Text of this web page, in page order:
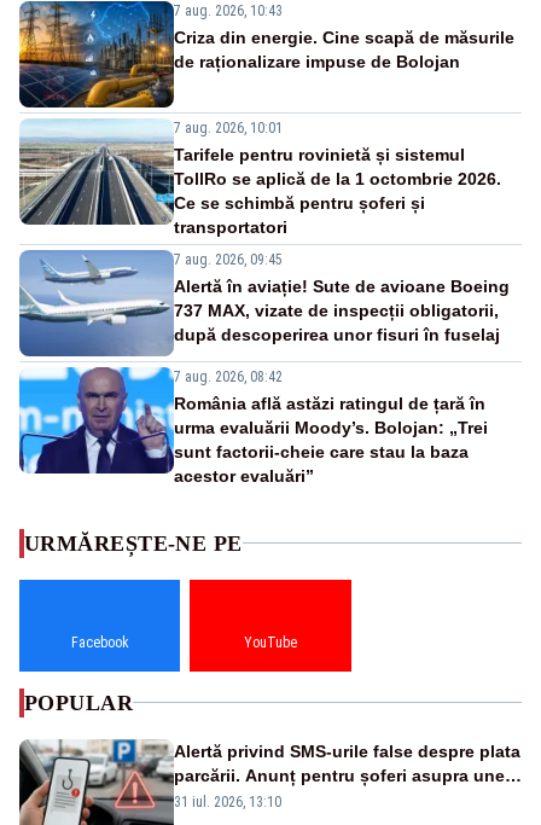
7 aug. 2026, 10:43
Criza din energie. Cine scapă de măsurile
de raționalizare impuse de Bolojan
7 aug. 2026, 10:01
Tarifele pentru rovinietă și sistemul
TollRo se aplică de la 1 octombrie 2026.
Ce se schimbă pentru șoferi și
transportatori
7 aug. 2026, 09:45
Alertă în aviație! Sute de avioane Boeing
737 MAX, vizate de inspecții obligatorii,
după descoperirea unor fisuri în fuselaj
7 aug. 2026, 08:42
România află astăzi ratingul de țară în
urma evaluării Moody’s. Bolojan: „Trei
sunt factorii-cheie care stau la baza
acestor evaluări”
URMĂREȘTE-NE PE
Facebook YouTube
POPULAR
Alertă privind SMS-urile false despre plata
parcării. Anunț pentru șoferi asupra unei
noi metode de fraudă online
31 iul. 2026, 13:10